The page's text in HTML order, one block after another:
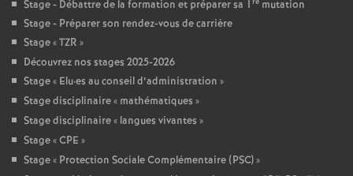
Stage - Débattre de la formation et préparer sa 1
mutation
Stage - Préparer son rendez-vous de carrière
Stage «TZR »
Découvrez nos stages 2025-2026
Stage « Elu·es au conseil d’administration »
Stage disciplinaire « mathématiques »
Stage disciplinaire « langues vivantes »
Stage «CPE »
Stage « Protection Sociale Complémentaire (PSC)»